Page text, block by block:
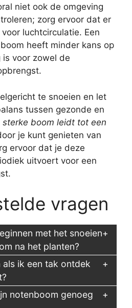
niet ook de omgeving
zorg ervoor dat er
luchtcirculatie. Een
heeft minder kans op
voor zowel de
te snoeien en let
tussen gezonde en
sterke boom leidt tot een
je kunt genieten van
ervoor dat je deze
uitvoert voor een
vragen
met het snoeien
na het planten?
ik een tak ontdek
notenboom genoeg